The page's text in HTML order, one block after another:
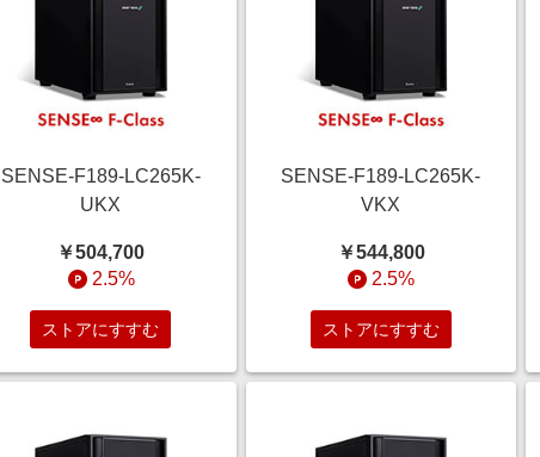
SENSE-F189-LC265K-
UKX
￥504,700
2.5%
ストアにすすむ
SENSE-F189-LC265K-
VKX
￥544,800
2.5%
ストアにすすむ